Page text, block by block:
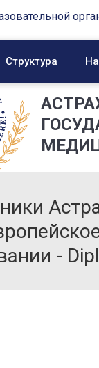
Структура
-